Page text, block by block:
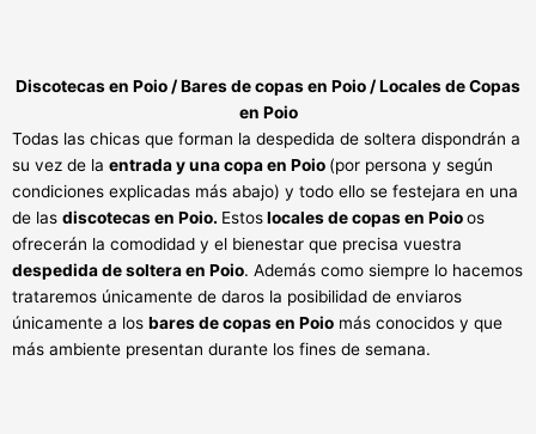
Discotecas en Poio / Bares de copas en Poio / Locales de Copas
en Poio
Todas las chicas que forman la despedida de soltera dispondrán a
su vez de la entrada y una copa en Poio (por persona y según
condiciones explicadas más abajo) y todo ello se festejara en una
de las discotecas en Poio. Estoslocales de copas en Poioos
ofrecerán la comodidad y el bienestar que precisa vuestra
despedida de soltera en Poio. Además como siempre lo hacemos
trataremos únicamente de daros la posibilidad de enviaros
únicamente a los bares de copas en Poio más conocidos y que
más ambiente presentan durante los fines de semana.